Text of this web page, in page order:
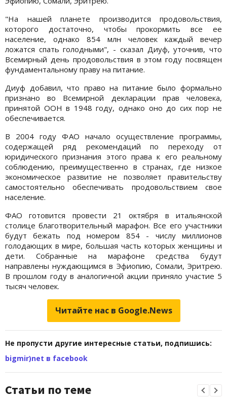
"На нашей планете производится продовольствия,
которого достаточно, чтобы прокормить все ее
население, однако 854 млн человек каждый вечер
ложатся спать голодными", - сказал Диуф, уточнив, что
Всемирный день продовольствия в этом году посвящен
фундаментальному праву на питание.
Диуф добавил, что право на питание было формально
признано во Всемирной декларации прав человека,
принятой ООН в 1948 году, однако оно до сих пор не
обеспечивается.
В 2004 году ФАО начало осуществление программы,
содержащей ряд рекомендаций по переходу от
юридического признания этого права к его реальному
соблюдению, преимущественно в странах, где низкое
экономическое развитие не позволяет правительству
самостоятельно обеспечивать продовольствием свое
население.
ФАО готовится провести 21 октября в итальянской
столице благотворительный марафон. Все его участники
будут бежать под номером 854 - числу миллионов
голодающих в мире, большая часть которых женщины и
дети. Собранные на марафоне средства будут
направлены нуждающимся в Эфиопию, Сомали, Эритрею.
В прошлом году в аналогичной акции приняло участие 5
тысяч человек.
Читайте нас в Google.News
Не пропусти другие интересные статьи, подпишись:
bigmir)net в facebook
Статьи по теме